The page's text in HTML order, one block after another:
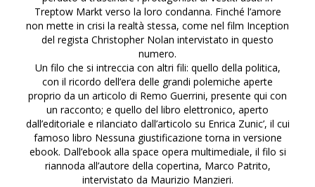
Treptow Markt verso la loro condanna. Finché l’amore
non mette in crisi la realtà stessa, come nel film Inception
del regista Christopher Nolan intervistato in questo
numero.
Un filo che si intreccia con altri fili: quello della politica,
con il ricordo dell’era delle grandi polemiche aperte
proprio da un articolo di Remo Guerrini, presente qui con
un racconto; e quello del libro elettronico, aperto
dall’editoriale e rilanciato dall’articolo su Enrica Zunic’, il cui
famoso libro Nessuna giustificazione torna in versione
ebook. Dall’ebook alla space opera multimediale, il filo si
riannoda all’autore della copertina, Marco Patrito,
intervistato da Maurizio Manzieri.